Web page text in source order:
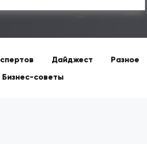
Дайджест
Разное
Бизнес-советы